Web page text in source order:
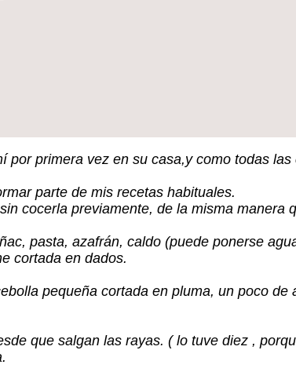
por primera vez en su casa,y como todas
parte de mis recetas habituales.
cocerla previamente, de la misma manera
pasta, azafrán, caldo (puede ponerse
cortada en dados.
pequeña cortada en pluma, un poco
que salgan las rayas. ( lo tuve diez ,